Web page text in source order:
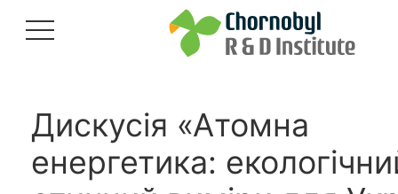
Дискусія «Атомна
енергетика: